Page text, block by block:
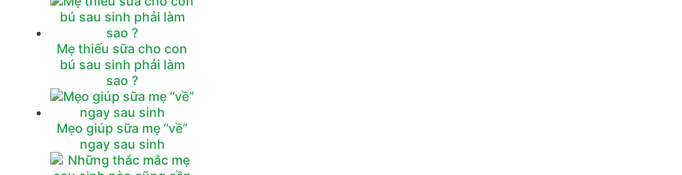
Mẹ thiếu sữa cho con
bú sau sinh phải làm
sao ?
Mẹo giúp sữa mẹ “về”
ngay sau sinh